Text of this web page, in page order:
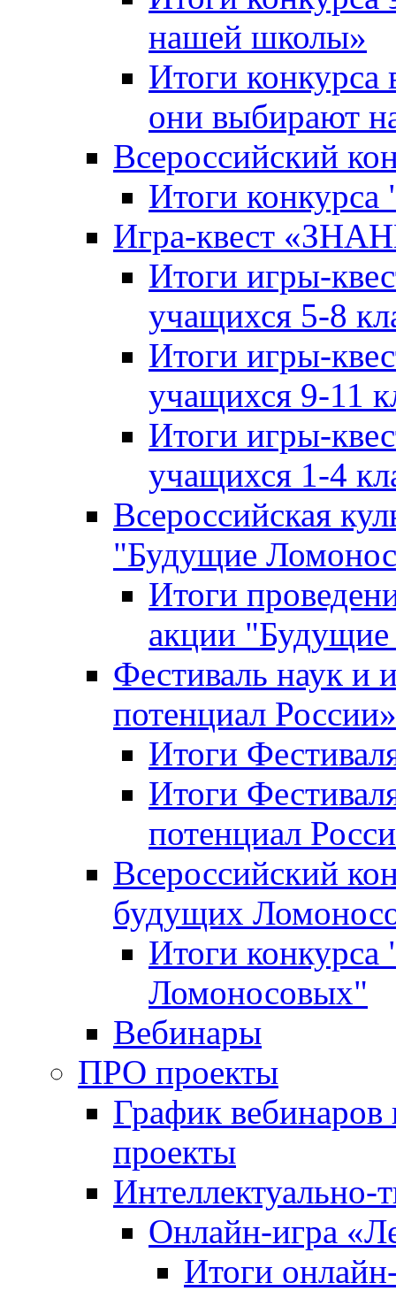
нашей школы»
Итоги конкурса
они выбирают
Всероссийский
Итоги
Игра-квест
Итоги игры-
учащихся 5-8
Итоги игры-
учащихся 9-11
Итоги игры-
учащихся 1-4
Всероссийская
"Будущие
Итоги
акции
Фестиваль наук и
потенциал России»
Итоги
Итоги
потенциал
Всероссийский
будущих
Итоги
Ломоносовых"
Вебинары
ПРО проекты
График
проекты
Интеллектуально-
Онлайн-игра
Итоги